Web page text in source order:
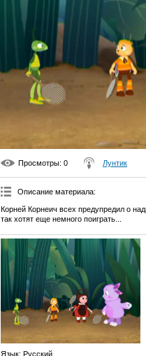
Просмотры: 0 Лунтик
Описание материала:
Корней Корнеич всех предупредил о
так хотят еще немного поиграть...
Язык: Русский